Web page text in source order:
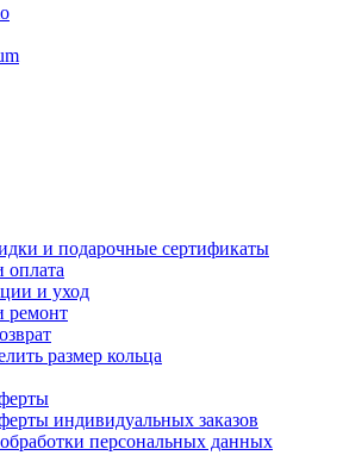
и подарочные сертификаты
оплата
и уход
ремонт
размер кольца
индивидуальных заказов
персональных данных